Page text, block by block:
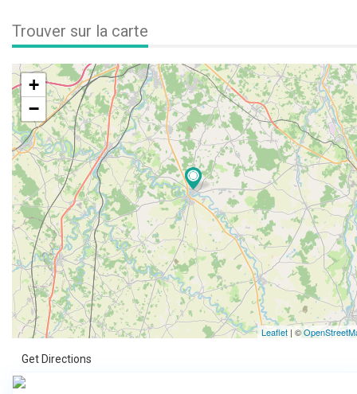
Trouver sur la carte
+
−
Leaflet | ©
Get Directions